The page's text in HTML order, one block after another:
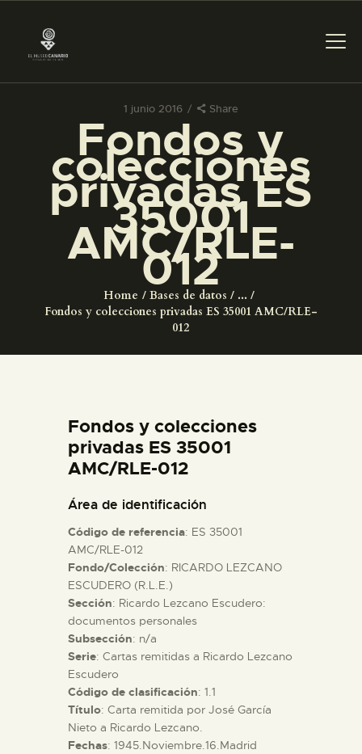
1 junio 2016 Share
Fondos y
colecciones
privadas ES
35001
AMC/RLE-
012
Home Bases de datos
...
Fondos y colecciones privadas ES 35001 AMC/RLE-
012
PREPARAR LA VISITA
ACTIVIDADES
█
EL MUSEO
COLECCIONES
ESPAÑOL
PREPARAR LA VISITA
█
EL MUSEO
COLECCIONES
DIDÁCTICA
Fondos y colecciones
privadas ES 35001
AMC/RLE-012
Área de identificación
Código de referencia: ES 35001
AMC/RLE-012
Fondo/Colección: RICARDO LEZCANO
ESCUDERO (R.L.E.)
Sección: Ricardo Lezcano Escudero:
documentos personales
Subsección: n/a
Serie: Cartas remitidas a Ricardo Lezcano
Escudero
Código de clasificación: 1.1
Título: Carta remitida por José García
Nieto a Ricardo Lezcano.
Fechas: 1945.Noviembre.16.Madrid